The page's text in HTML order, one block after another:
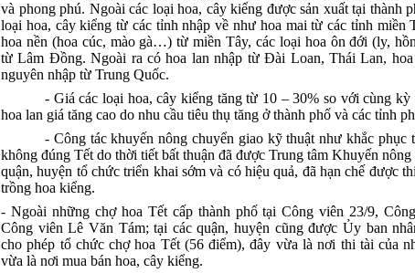
và phong phú. Ngoài các loại hoa, cây kiểng được sản xuất tại thành
loại hoa, cây kiểng từ các tỉnh nhập về như hoa mai từ các tỉnh miền
hoa nền (hoa cúc, mào gà…) từ miền Tây, các loại hoa ôn đới (ly,
từ Lâm Đồng. Ngoài ra có hoa lan nhập từ Đài Loan, Thái Lan, hoa
nguyên nhập từ Trung Quốc.
- Giá các loại hoa, cây kiểng tăng từ 10 – 30% so với cùng kỳ
hoa lan giá tăng cao do nhu cầu tiêu thụ tăng ở thành phố và các tỉnh
- Công tác khuyến nông chuyển giao kỹ thuật như khắc phục
không đúng Tết do thời tiết bất thuận đã được Trung tâm Khuyến
quận, huyện tổ chức triển khai sớm và có hiệu quả, đã hạn chế được
trồng hoa kiểng.
- Ngoài những chợ hoa Tết cấp thành phố tại Công viên 23/9,
Công viên Lê Văn Tám; tại các quận, huyện cũng được Ủy ban
cho phép tổ chức chợ hoa Tết (56 điểm), đây vừa là nơi thi tài của
vừa là nơi mua bán hoa, cây kiểng.